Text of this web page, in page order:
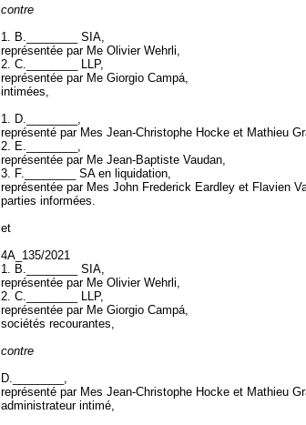
contre
1. B.________ SIA,
représentée par Me Olivier Wehrli,
2. C.________ LLP,
représentée par Me Giorgio Campá,
intimées,
1. D.________,
représenté par Mes Jean-Christophe Hocke et Mathieu
2. E.________,
représentée par Me Jean-Baptiste Vaudan,
3. F.________ SA en liquidation,
représentée par Mes John Frederick Eardley et Flavien
parties informées.
et
4A_135/2021
1. B.________ SIA,
représentée par Me Olivier Wehrli,
2. C.________ LLP,
représentée par Me Giorgio Campá,
sociétés recourantes,
contre
D.________,
représenté par Mes Jean-Christophe Hocke et Mathieu
administrateur intimé,